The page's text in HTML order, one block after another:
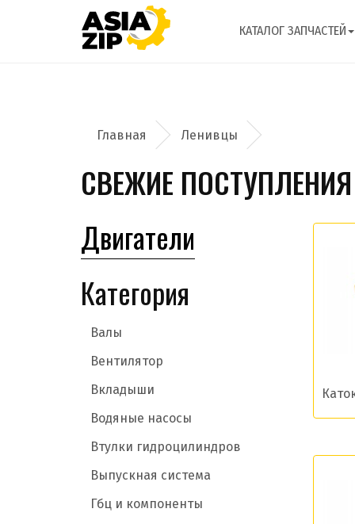
КАТАЛОГ ЗАПЧАСТЕЙ
Ленивцы
СВЕЖИЕ ПОСТУПЛЕНИЯ
Двигатели
Категория
Валы
Вентилятор
Вкладыши
Водяные насосы
Втулки гидроцилиндров
Выпускная система
Гбц и компоненты